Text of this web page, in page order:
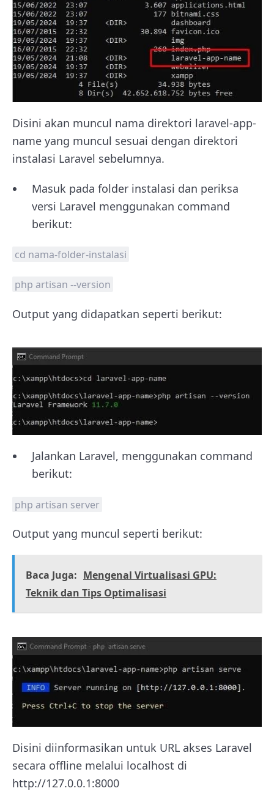
Disini akan muncul nama direktori laravel-app-
name yang muncul sesuai dengan direktori
instalasi Laravel sebelumnya.
Masuk pada folder instalasi dan periksa
versi Laravel menggunakan command
berikut:
cd nama-folder-instalasi
php artisan --version
Output yang didapatkan seperti berikut:
Jalankan Laravel, menggunakan command
berikut:
php artisan server
Output yang muncul seperti berikut:
Baca Juga: Mengenal Virtualisasi GPU:
Teknik dan Tips Optimalisasi
Disini diinformasikan untuk URL akses Laravel
secara offline melalui localhost di
http://127.0.0.1:8000